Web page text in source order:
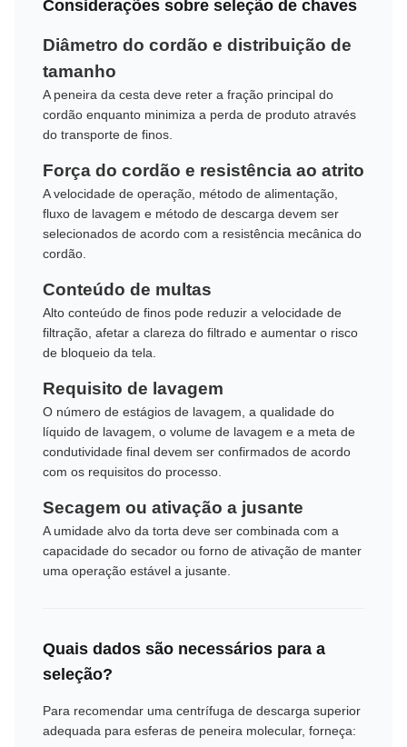
Considerações sobre seleção de chaves
Diâmetro do cordão e distribuição de
tamanho
A peneira da cesta deve reter a fração principal do
cordão enquanto minimiza a perda de produto através
do transporte de finos.
Força do cordão e resistência ao atrito
A velocidade de operação, método de alimentação,
fluxo de lavagem e método de descarga devem ser
selecionados de acordo com a resistência mecânica do
cordão.
Conteúdo de multas
Alto conteúdo de finos pode reduzir a velocidade de
filtração, afetar a clareza do filtrado e aumentar o risco
de bloqueio da tela.
Requisito de lavagem
O número de estágios de lavagem, a qualidade do
líquido de lavagem, o volume de lavagem e a meta de
condutividade final devem ser confirmados de acordo
com os requisitos do processo.
Secagem ou ativação a jusante
A umidade alvo da torta deve ser combinada com a
capacidade do secador ou forno de ativação de manter
uma operação estável a jusante.
Quais dados são necessários para a
seleção?
Para recomendar uma centrífuga de descarga superior
adequada para esferas de peneira molecular, forneça: